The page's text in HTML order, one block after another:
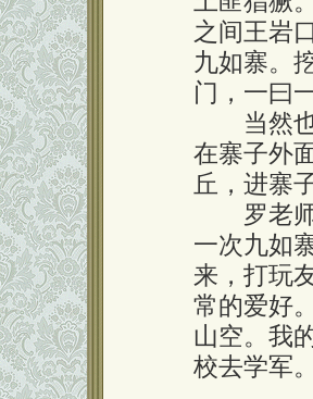
之间王岩
九如寨。
门，一曰
当然也
在寨子外
丘，进寨
罗老师
一次九如
来，打玩
常的爱好
山空。我
校去学军